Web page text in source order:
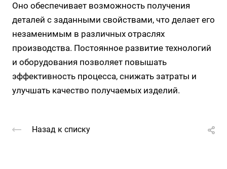
Оно обеспечивает возможность получения
деталей с заданными свойствами, что делает его
незаменимым в различных отраслях
производства. Постоянное развитие технологий
и оборудования позволяет повышать
эффективность процесса, снижать затраты и
улучшать качество получаемых изделий.
Назад к списку